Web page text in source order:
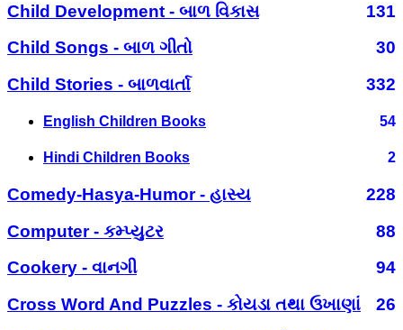
Child Development - બાળ વિકાસ
131
Child Songs - બાળ ગીતો
30
Child Stories - બાળવાર્તા
332
English Children Books 54
Hindi Children Books 2
Comedy-Hasya-Humor - હાસ્ય
228
Computer - કમ્પ્યુટર
88
Cookery - વાનગી
94
Cross Word And Puzzles - કોયડા તથા ઉખાણાં
26